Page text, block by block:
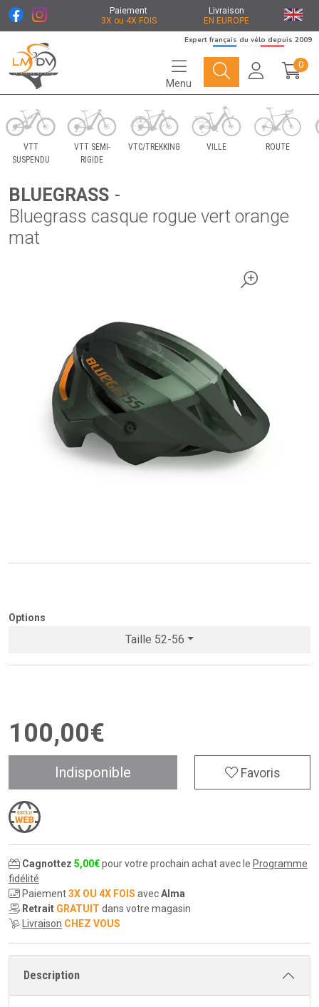
Paiement
3X ou 4X FOIS
Livraison
EN EUROPE
Le Marché du Vélo Votre distributeurs de vélo
Expert français du vélo depuis 2009
Menu
0
VTT
SUSPENDU
VTT SEMI-
RIGIDE
VTC/TREKKING VILLE ROUTE
BLUEGRASS -
Bluegrass casque rogue vert orange
mat
Options
Taille 52-56
100,00€
Indisponible Favoris
Cagnottez 5,00€pour votre prochain achat avec le Programme
fidélité
Paiement3X OU 4X FOIS avecAlma
Retrait GRATUIT dans votre magasin
Livraison CHEZ VOUS
Description